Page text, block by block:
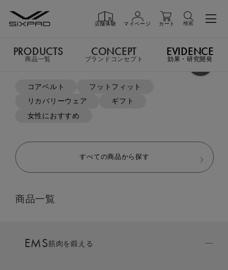
店舗体験 マイページ カート 検索
PRODUCTS商品一覧
GIFT ギフト
LIVE SHOPPING
AMBASSADOR
よく検索されているキーワード
コアベルト
フットフィット
リカバリーウェア
ギフト
女性におすすめ
すべての商品から探す
商品一覧
EMS筋肉を鍛える
PRODUCTS
商品一覧
CONCEPT
ブランドコンセプト
EVIDENCE
効果・研究開発